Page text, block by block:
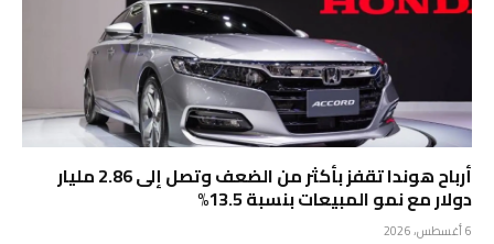
أرباح هوندا تقفز بأكثر من الضعف وتصل إلى 2.86 مليار
دولار مع نمو المبيعات بنسبة 13.5%
6 أغسطس، 2026